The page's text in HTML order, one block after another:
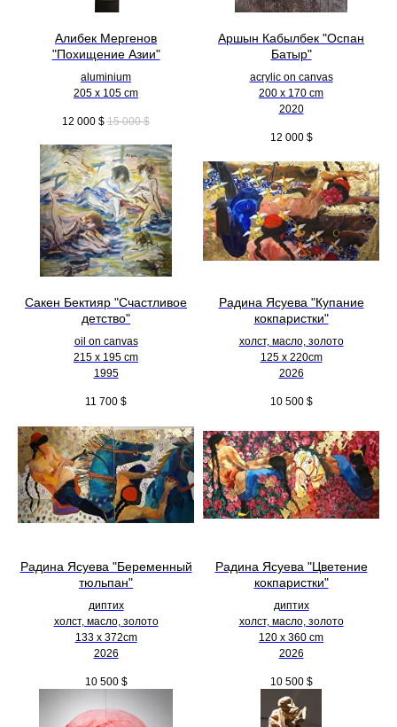
Алибек Мергенов
"Похищение Азии"
aluminium
205 x 105 cm
12 000 $ 15 000 $
Аршын Кабылбек "Оспан
Батыр"
acrylic on canvas
200 x 170 cm
2020
12 000 $
Сакен Бектияр "Счастливое
детство"
oil on canvas
215 x 195 cm
1995
11 700 $
Радина Ясуева "Купание
кокпаристки"
холст, масло, золото
125 х 220cm
2026
10 500 $
Радина Ясуева "Беременный
тюльпан"
диптих
холст, масло, золото
133 х 372cm
2026
10 500 $
Радина Ясуева "Цветение
кокпаристки"
диптих
холст, масло, золото
120 х 360 cm
2026
10 500 $